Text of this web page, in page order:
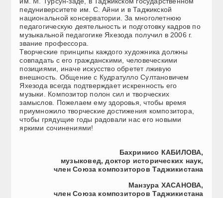
педуниверситете им. С. Айни и в Таджикской
национальной консерватории. За многолетнюю
педагогическую деятельность и подготовку кадров по
музыкальной педагогике Яхезода получил в 2006 г.
звание профессора.
Творческие принципы каждого художника должны
совпадать с его гражданскими, человеческими
позициями, иначе искусство обретет лживую
внешность. Общение с Кудратулло Султановичем
Яхезода всегда подтверждает искренность его
музыки. Композитор полон сил и творческих
замыслов. Пожелаем ему здоровья, чтобы время
приумножило творческие достижения композитора,
чтобы грядущие годы радовали нас его новыми
яркими сочинениями!
Бахринисо КАБИЛОВА,
музыковед, доктор исторических наук,
член Союза композиторов Таджикистана
Манзура ХАСАНОВА,
член Союза композиторов Таджикистана